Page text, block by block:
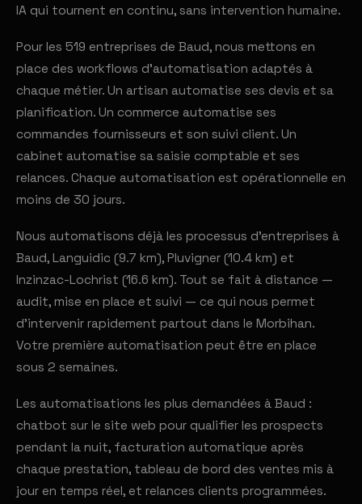
IA qui tournent en continu, sans intervention humaine.
Pour les 519 entreprises de Baud, nous mettons en
place des workflows d'automatisation adaptés à
chaque métier. Un artisan automatise ses devis et sa
planification. Un commerce automatise ses
commandes fournisseurs et son suivi client. Un
cabinet automatise sa saisie comptable et ses
relances. Chaque automatisation est opérationnelle en
moins de 30 jours.
Nous automatisons déjà les processus d'entreprises à
Baud, Languidic (9.7 km), Pluvigner (10.4 km) et
Inzinzac-Lochrist (16.6 km). Tout se fait à distance —
audit, mise en place et suivi — ce qui nous permet
d'intervenir rapidement partout dans le Morbihan.
Votre première automatisation peut être en place
sous 2 semaines.
Les automatisations les plus demandées à Baud :
chatbot sur le site web pour qualifier les prospects
pendant la nuit, facturation automatique après
chaque prestation, tableau de bord des ventes mis à
jour en temps réel, et relances clients programmées.